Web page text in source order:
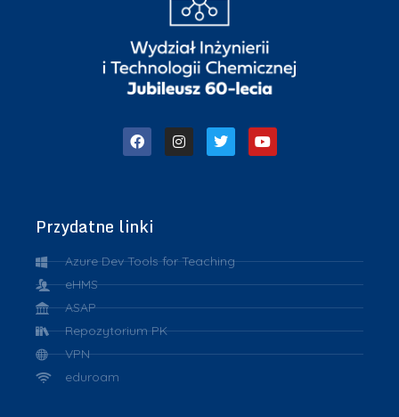
Przydatne linki
Azure Dev Tools for Teaching
eHMS
ASAP
Repozytorium PK
VPN
eduroam